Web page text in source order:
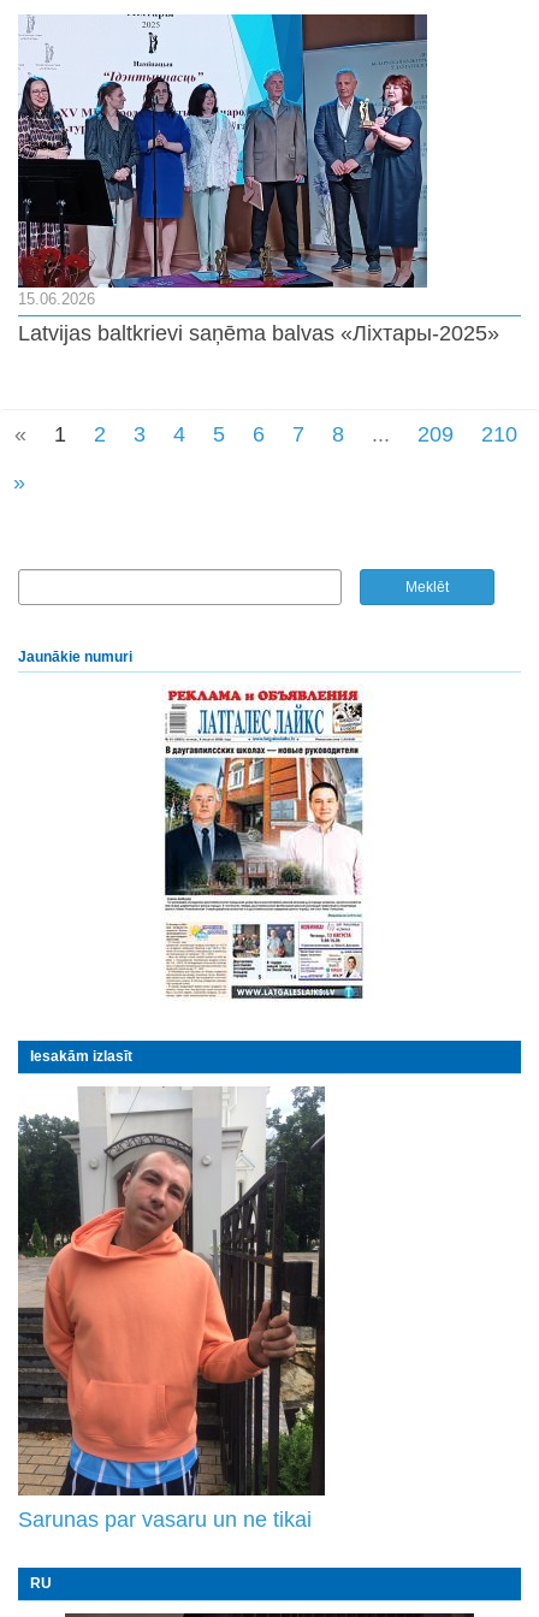
15.06.2026
Latvijas baltkrievi saņēma balvas «Ліхтары-2025»
« 1 2 3 4 5 6 7 8 ... 209
210
»
Jaunākie numuri
Iesakām izlasīt
Sarunas par vasaru un ne tikai
RU